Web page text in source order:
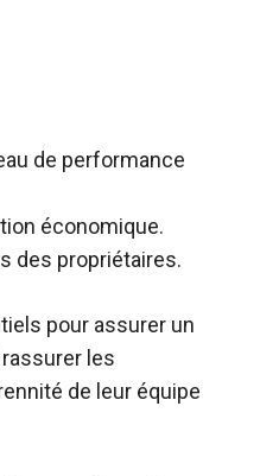
de performance
économique.
des propriétaires.
pour assurer un
les
de leur équipe